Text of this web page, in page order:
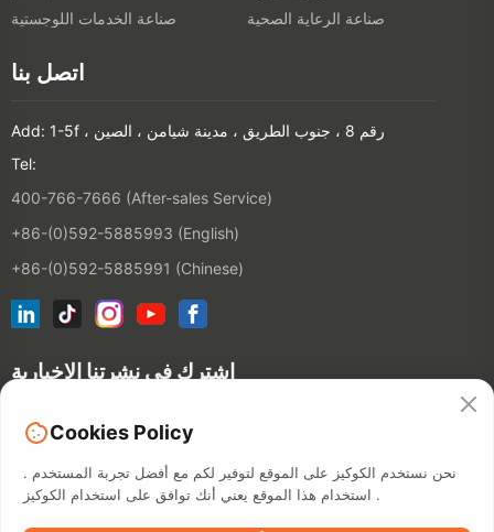
صناعة الخدمات اللوجستية
صناعة الرعاية الصحية
اتصل بنا
Add: 1-5f ، رقم 8 ، جنوب الطريق ، مدينة شيامن ، الصين
Tel:
400-766-7666 (After-sales Service)
+86-(0)592-5885993 (English)
+86-(0)592-5885991 (Chinese)
اشترك في نشرتنا الإخبارية
Cookies Policy
نحن نستخدم الكوكيز على الموقع لتوفير لكم مع أفضل تجربة المستخدم .
استخدام هذا الموقع يعني أنك توافق على استخدام الكوكيز .